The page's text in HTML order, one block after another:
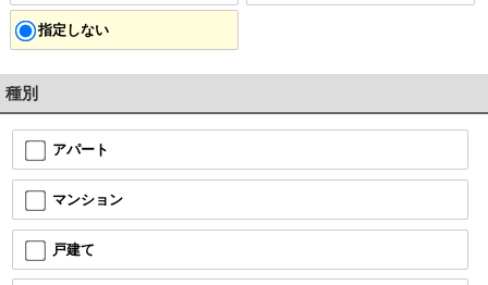
指定しない
種別
アパート
マンション
戸建て